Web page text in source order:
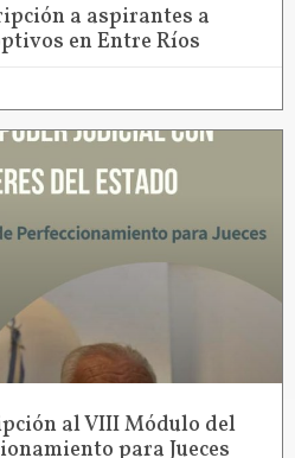
a aspirantes a
en Entre Ríos
al VIII Módulo del
para Jueces